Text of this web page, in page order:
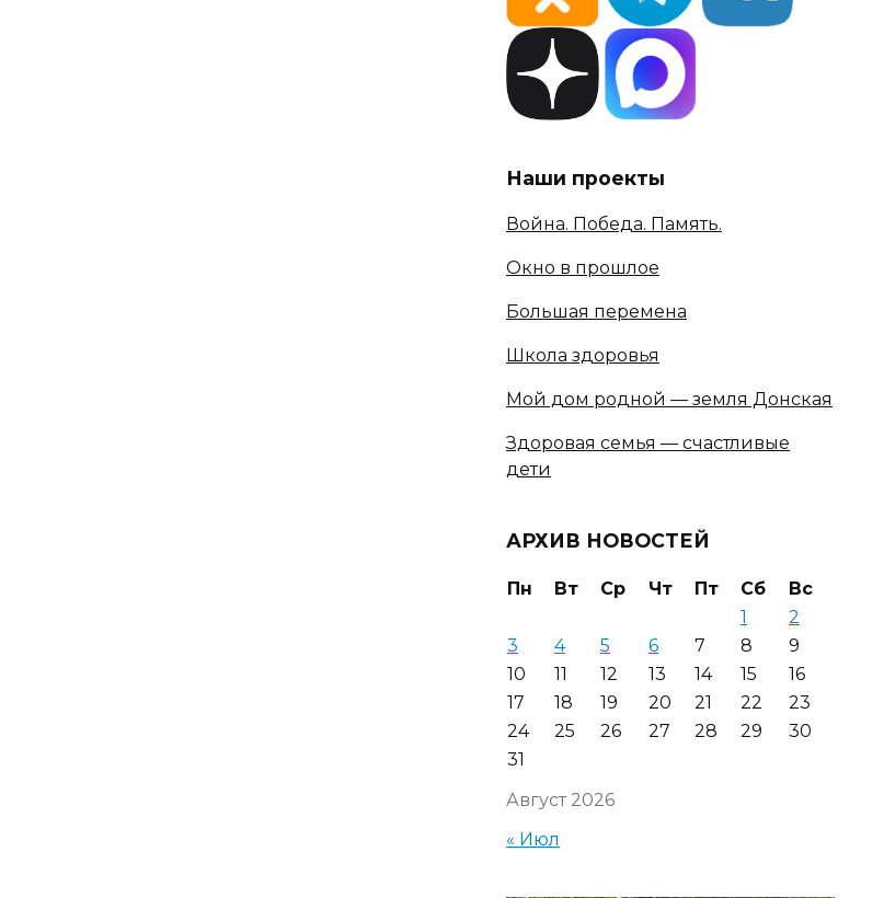
Наши проекты
Война. Победа. Память.
Окно в прошлое
Большая перемена
Школа здоровья
Мой дом родной — земля Донская
Здоровая семья — счастливые
дети
АРХИВ НОВОСТЕЙ
Август 2026
Пн Вт Ср Чт Пт Сб
Вс
1
2
3
4 5 6 7 8
9
10
11 12 13 14 15
16
17
18 19 20 21 22
23
24
25 26 27 28 29
30
31
« Июл